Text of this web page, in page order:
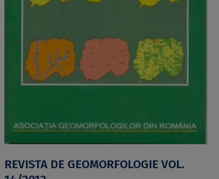
REVISTA DE GEOMORFOLOGIE VOL.